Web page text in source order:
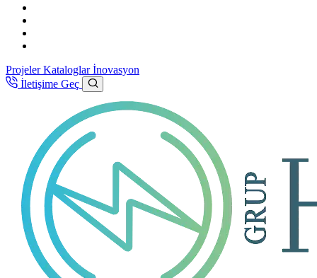
Projeler Kataloglar İnovasyon
İletişime Geç